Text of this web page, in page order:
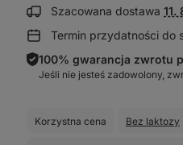
Szacowana dostawa
o
11.
Termin przydatności do
100% gwarancja zwrotu
Jeśli nie jesteś zadowolony,
Korzystna cena Bez laktozy